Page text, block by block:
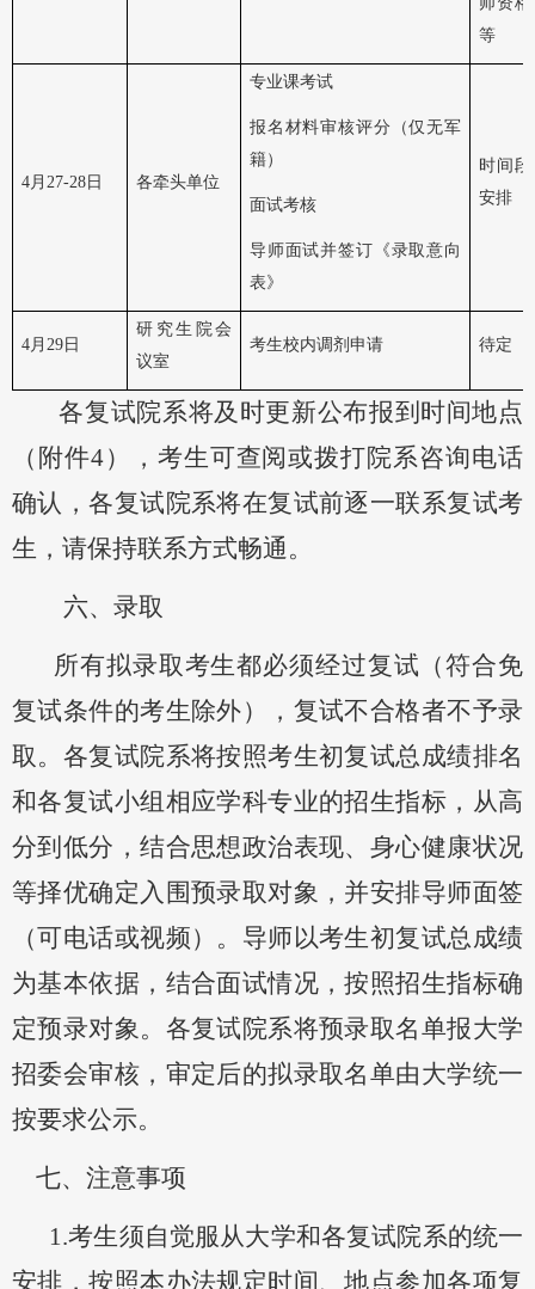
等
4月27-28日 各牵头单位
专业课考试
报名材料审核评分（仅无军
籍）
面试考核
导师面试并签订《录取意向
表》
时间
安排
4月29日
研究生院会
议室
考生校内调剂申请 待定
各复试院系将及时更新公布报到时间地点
（附件4）
，考生可查阅或拨打院系咨询电话
确认 ，各复试院系将在复试前逐一联系复试考
生，请保持联系方式畅通。
六、 录取
所有拟录取考生都必须经过复试（符合免
复试条件的考生除外），复试不合格者不予录
取。各复试院系将按照考生初复试总成绩排名
和各复试小组相应学科专业的招生指标，从高
分到低分，结合思想政治表现、身心健康状况
等择优确定入围预录取对象，并安排导师面签
（可电话或视频）。导师以考生初复试总成绩
为基本依据，结合面试情况，按照招生指标确
定预录对象。 各复试院系将预录取名单报大学
招委会审核，审定后的拟录取名单由大学统一
按要求公示。
七、 注意事项
1.考生须自觉服从大学和各复试院系的统一
安排，按照本办法规定时间、地点参加各项复